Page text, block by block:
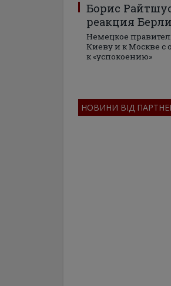
Борис
реакция
Немецкое
Киеву и к Москве
к «успокоению»
НОВИНИ ВІД